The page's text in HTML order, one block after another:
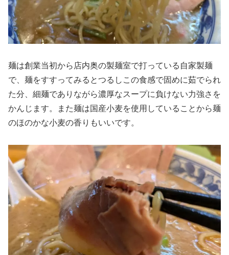
麺は創業当初から店内奥の製麺室で打っている自家製麺
で、麺をすすってみるとつるしこの食感で固めに茹でられ
た分、細麺でありながら濃厚なスープに負けない力強さを
かんじます。また麺は国産小麦を使用していることから麺
のほのかな小麦の香りもいいです。